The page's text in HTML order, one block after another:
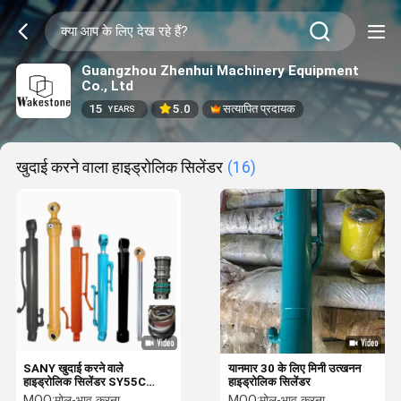
Guangzhou Zhenhui Machinery Equipment
Co., Ltd
15 YEARS 5.0 सत्यापित प्रदायक
खुदाई करने वाला हाइड्रोलिक सिलेंडर (16)
SANY खुदाई करने वाले
हाइड्रोलिक सिलेंडर SY55C
SY75C SY125 SY245
यानमार 30 के लिए मिनी उत्खनन
हाइड्रोलिक सिलेंडर